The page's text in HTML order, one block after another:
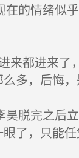
的情绪似乎
来都进来了
么多，后悔
脱完之后立
眼了，只能